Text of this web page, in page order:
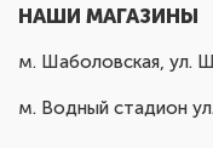
НАШИ МАГАЗИНЫ
м. Шаболовская, ул.
м. Водный стадион